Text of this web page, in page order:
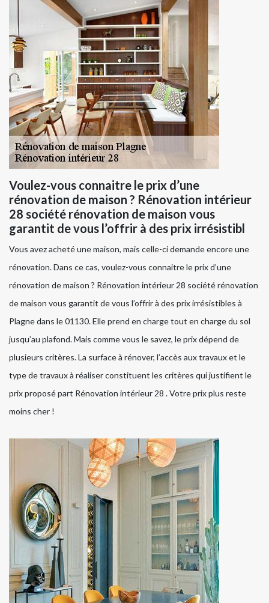
Voulez-vous connaitre le prix d’une
rénovation de maison ? Rénovation intérieur
28 société rénovation de maison vous
garantit de vous l’offrir à des prix irrésistibl
Vous avez acheté une maison, mais celle-ci demande encore une
rénovation. Dans ce cas, voulez-vous connaitre le prix d’une
rénovation de maison ? Rénovation intérieur 28 société rénovation
de maison vous garantit de vous l’offrir à des prix irrésistibles à
Plagne dans le 01130. Elle prend en charge tout en charge du sol
jusqu’au plafond. Mais comme vous le savez, le prix dépend de
plusieurs critères. La surface à rénover, l’accès aux travaux et le
type de travaux à réaliser constituent les critères qui justifient le
prix proposé part Rénovation intérieur 28 . Votre prix plus reste
moins cher !